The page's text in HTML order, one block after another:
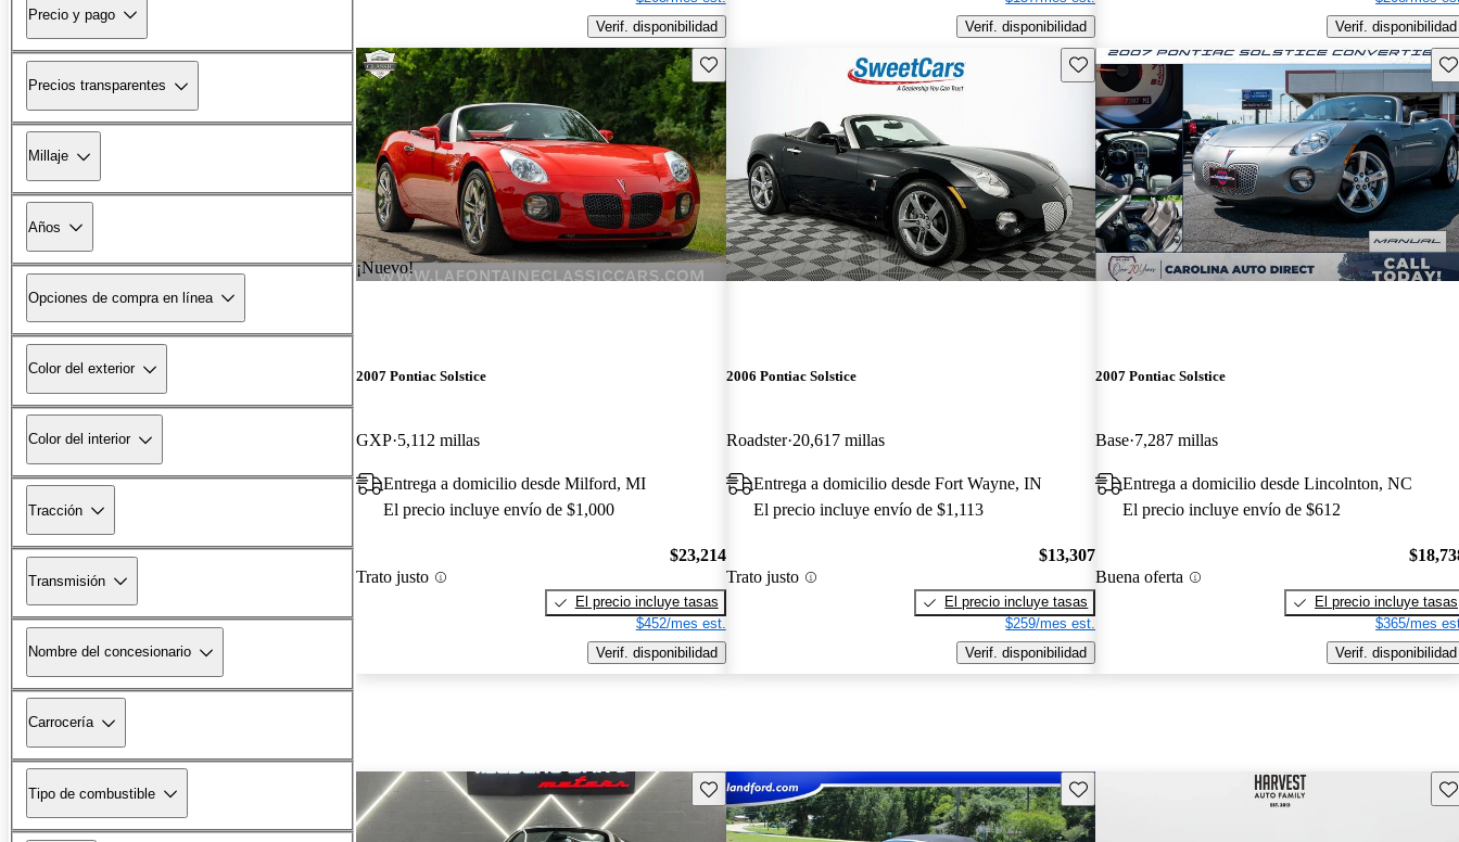
Precio y pago
Precios transparentes
Millaje
Años
Opciones de compra en línea
Color del exterior
Color del interior
Tracción
Transmisión
Nombre del concesionario
Carrocería
Tipo de combustible
Verif. disponibilidad
Verif. disponibilidad
Verif. disponibilidad
¡Nuevo!
Guarda este Aviso
2007 Pontiac Solstice
GXP 5,112 millas
Entrega a domicilio desde Milford, MI
El precio incluye envío de $1,000
Trato justo
$23,214
El precio incluye tasas
$452/mes est.
Verif. disponibilidad
Guarda este Aviso
2006 Pontiac Solstice
Roadster 20,617 millas
Entrega a domicilio desde Fort Wayne, IN
El precio incluye envío de $1,113
Trato justo
$13,307
El precio incluye tasas
$259/mes est.
Verif. disponibilidad
2007 Pontiac Solstice
Base 7,287 millas
Entrega a domicilio desde Lincolnton, NC
El precio incluye envío de $612
Buena oferta
El precio incluye tasas
$365/mes
Verif. disponibilidad
Guarda este Aviso Guarda este Aviso